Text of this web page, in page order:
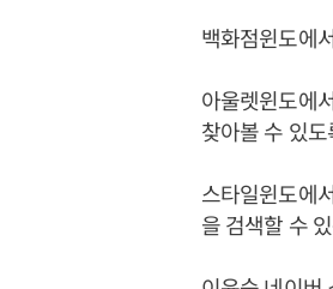
백화점윈도에
아울렛윈도에
찾아볼 수 있
스타일윈도에
을 검색할 수